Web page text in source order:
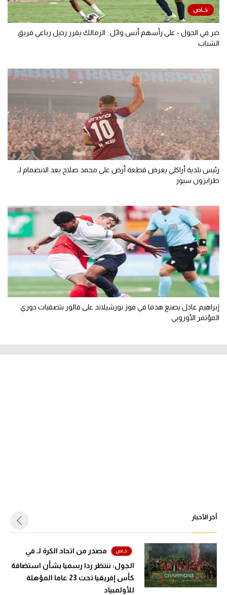
خبر في الجول - على رأسهم أنس وائل.. الزمالك يقرر رحيل رباعي فريق
الشباب
رئيس بلدية أراكلي يعرض قطعة أرض على محمد صلاح بعد الانضمام لـ
طرابزون سبور
إبراهيم عادل يصنع هدفا في فوز نورشيلاند على فالور بتصفيات دوري
المؤتمر الأوروبي
أخر الأخبار
مصدر من اتحاد الكرة لـ في
الجول: ننتظر ردا رسميا بشأن استضافة
كأس إفريقيا تحت 23 عاما المؤهلة
للأولمبياد